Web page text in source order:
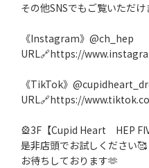
その他SNSでもご覧いただけ
《Instagram》@ch_hep
URL🔗https://
《TikTok》
URL🔗https://
🎡3F【Cupid Heart HEP
是非店頭でお試しください🥰
お待ちしております🫶